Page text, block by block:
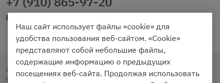
prazdnichniy40@palmi.ru
Copyright © 2020 - 2026. Праздничный Стол.
Разработка и продвижение - Vegas Studio
Наш сайт использует файлы «cookie» для
удобства пользования веб-сайтом. «Cookie»
представляют собой небольшие файлы,
содержащие информацию о предыдущих
посещениях веб-сайта. Продолжая использовать